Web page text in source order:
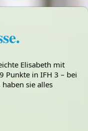
Elisabeth mit
Punkte in IFH 3 – bei
sie alles